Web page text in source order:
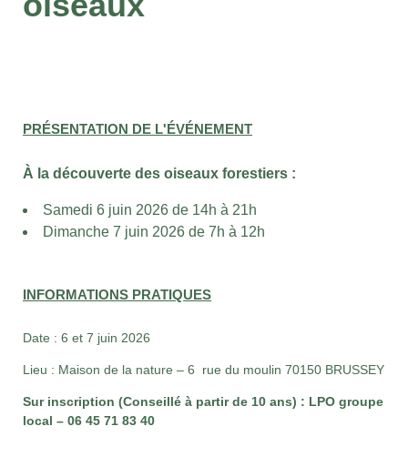
PRÉSENTATION DE L'ÉVÉNEMENT
À la découverte des oiseaux forestiers :
Samedi 6 juin 2026 de 14h à 21h
Dimanche 7 juin 2026 de 7h à 12h
INFORMATIONS PRATIQUES
Date : 6 et 7 juin 2026
Lieu : Maison de la nature – 6 rue du moulin 70150 BRUSSEY
Sur inscription (Conseillé à partir de 10 ans) : LPO groupe
local – 06 45 71 83 40